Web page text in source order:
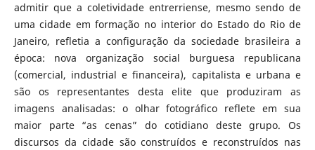
admitir que a coletividade entrerriense, mesmo sendo de
uma cidade em formação no interior do Estado do Rio de
Janeiro, refletia a configuração da sociedade brasileira a
época: nova organização social burguesa republicana
(comercial, industrial e financeira), capitalista e urbana e
são os representantes desta elite que produziram as
imagens analisadas: o olhar fotográfico reflete em sua
maior parte “as cenas” do cotidiano deste grupo. Os
discursos da cidade são construídos e reconstruídos nas